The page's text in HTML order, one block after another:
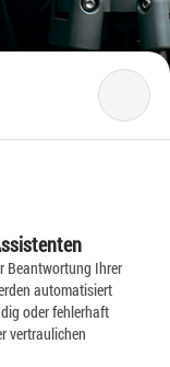
Beantwortung Ihrer
automatisiert
oder fehlerhaft
vertraulichen